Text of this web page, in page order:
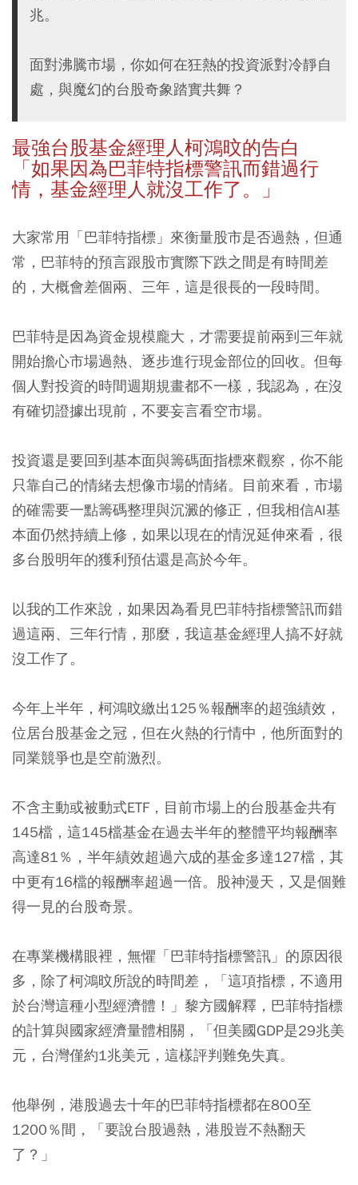
兆。
面對沸騰市場，你如何在狂熱的投資派對冷靜自
處，與魔幻的台股奇象踏實共舞？
最強台股基金經理人柯鴻旼的告白
「如果因為巴菲特指標警訊而錯過行
情，基金經理人就沒工作了。」
大家常用「巴菲特指標」來衡量股市是否過熱，但通
常，巴菲特的預言跟股市實際下跌之間是有時間差
的，大概會差個兩、三年，這是很長的一段時間。
巴菲特是因為資金規模龐大，才需要提前兩到三年就
開始擔心市場過熱、逐步進行現金部位的回收。但每
個人對投資的時間週期規畫都不一樣，我認為，在沒
有確切證據出現前，不要妄言看空市場。
投資還是要回到基本面與籌碼面指標來觀察，你不能
只靠自己的情緒去想像市場的情緒。目前來看，市場
的確需要一點籌碼整理與沉澱的修正，但我相信AI基
本面仍然持續上修，如果以現在的情況延伸來看，很
多台股明年的獲利預估還是高於今年。
以我的工作來說，如果因為看見巴菲特指標警訊而錯
過這兩、三年行情，那麼，我這基金經理人搞不好就
沒工作了。
今年上半年，柯鴻旼繳出125％報酬率的超強績效，
位居台股基金之冠，但在火熱的行情中，他所面對的
同業競爭也是空前激烈。
不含主動或被動式ETF，目前市場上的台股基金共有
145檔，這145檔基金在過去半年的整體平均報酬率
高達81％，半年績效超過六成的基金多達127檔，其
中更有16檔的報酬率超過一倍。股神漫天，又是個難
得一見的台股奇景。
在專業機構眼裡，無懼「巴菲特指標警訊」的原因很
多，除了柯鴻旼所說的時間差，「這項指標，不適用
於台灣這種小型經濟體！」黎方國解釋，巴菲特指標
的計算與國家經濟量體相關，「但美國GDP是29兆美
元，台灣僅約1兆美元，這樣評判難免失真。
他舉例，港股過去十年的巴菲特指標都在800至
1200％間，「要說台股過熱，港股豈不熱翻天
了？」